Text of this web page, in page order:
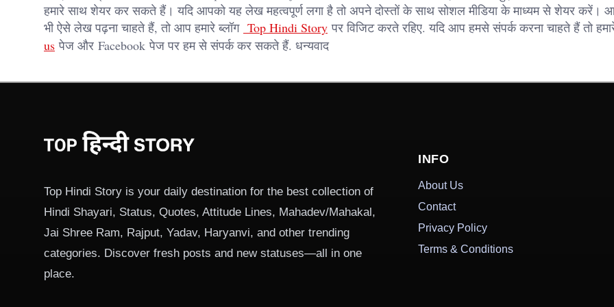
हमारे साथ शेयर कर सकते हैं। यदि आपको यह लेख महत्वपूर्ण लगा है तो अपने दोस्तों के साथ सोशल मीडिया के माध्यम से शेयर करें।
भी ऐसे लेख पढ़ना चाहते हैं, तो आप हमारे ब्लॉग Top Hindi Story पर विजिट करते रहिए. यदि आप हमसे संपर्क करना चाहते हैं तो
us पेज और Facebook पेज पर हम से संपर्क कर सकते हैं. धन्यवाद
Top Hindi Story is your daily destination for the best collection of
Hindi Shayari, Status, Quotes, Attitude Lines, Mahadev/Mahakal,
Jai Shree Ram, Rajput, Yadav, Haryanvi, and other trending
categories. Discover fresh posts and new statuses—all in one
place.
INFO
About Us
Contact
Privacy Policy
Terms & Conditions